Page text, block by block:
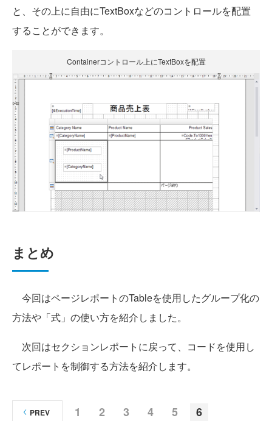
と、その上に自由にTextBoxなどのコントロールを配置
することができます。
Containerコントロール上にTextBoxを配置
まとめ
今回はページレポートのTableを使用したグループ化の
方法や「式」の使い方を紹介しました。
次回はセクションレポートに戻って、コードを使用し
てレポートを制御する方法を紹介します。
1 2 3 4 5 6
PREV